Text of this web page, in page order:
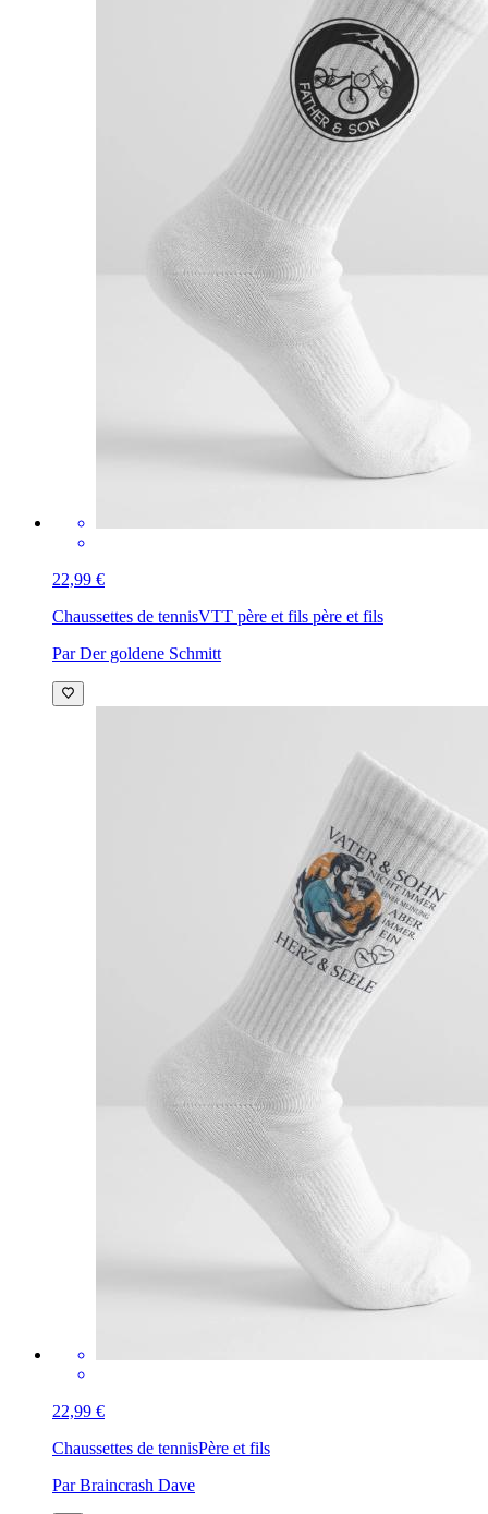
22,99 €
Chaussettes de tennisVTT père et fils père et fils
Par Der goldene Schmitt
22,99 €
Chaussettes de tennisPère et fils
Par Braincrash Dave